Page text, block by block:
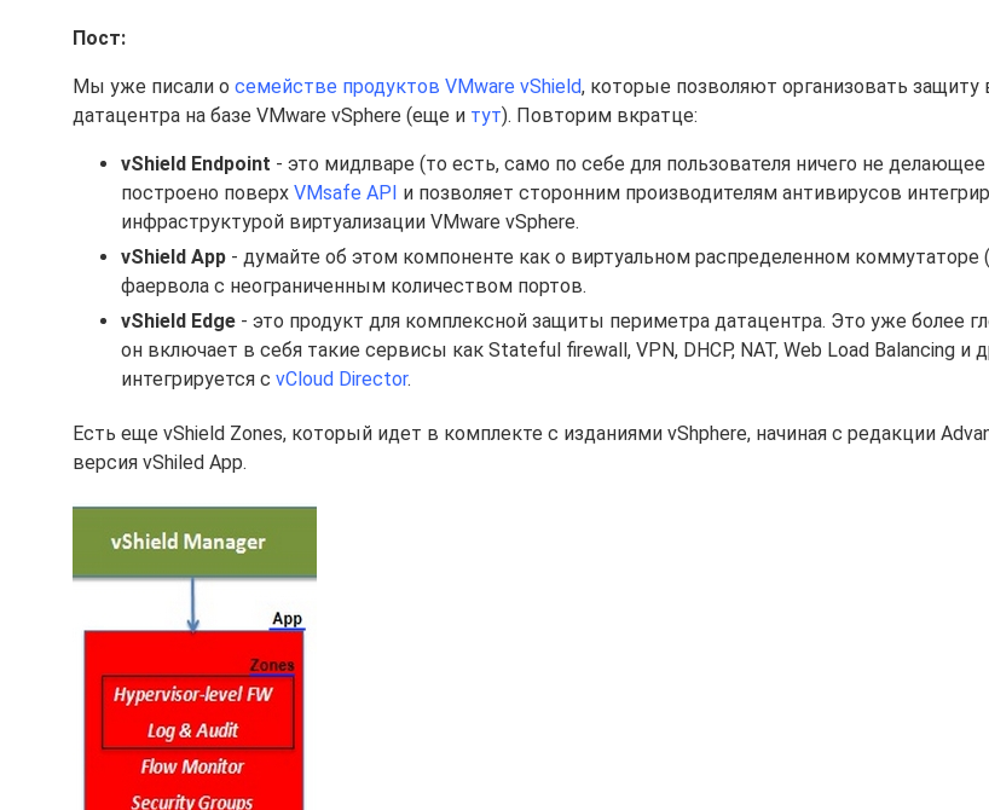
Пост:
Мы уже писали о семействе продуктов VMware vShield, которые позволяют организовать защиту
датацентра на базе VMware vSphere (еще и тут). Повторим вкратце:
vShield Endpoint - это мидлваре (то есть, само по себе для пользователя ничего не
построено поверх VMsafe API и позволяет сторонним производителям антивирусов
инфраструктурой виртуализации VMware vSphere.
vShield App - думайте об этом компоненте как о виртуальном распределенном коммутаторе
фаервола с неограниченным количеством портов.
vShield Edge - это продукт для комплексной защиты периметра датацентра. Это уже более
он включает в себя такие сервисы как Stateful firewall, VPN, DHCP, NAT, Web Load Balancing и
интегрируется с vCloud Director.
Есть еще vShield Zones, который идет в комплекте с изданиями vShphere, начиная с редакции
версия vShiled App.